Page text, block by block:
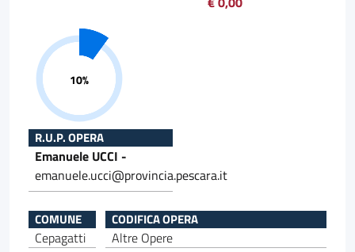
Progresso 10%
R.U.P. OPERA
Emanuele UCCI -
emanuele.ucci@provincia.pescara.it
COMUNE
Cepagatti
CODIFICA OPERA
Altre Opere